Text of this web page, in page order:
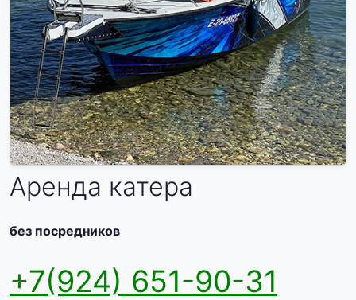
Аренда катера
без посредников
+7(924) 651-90-31